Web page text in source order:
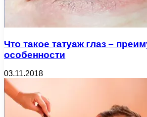
Что такое татуаж глаз –
особенности
03.11.2018